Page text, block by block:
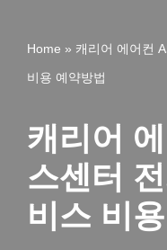
Home » 캐리어 에어컨
비용 예약방법
캐리어
스센터
비스 비